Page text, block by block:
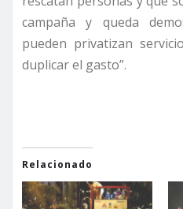
campaña y queda
pueden privatizan
duplicar el gasto”.
Relacionado